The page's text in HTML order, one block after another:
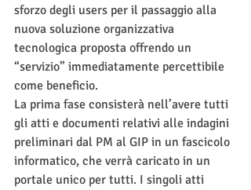
sforzo degli users per il passaggio alla
nuova soluzione organizzativa
tecnologica proposta offrendo un
“servizio” immediatamente percettibile
come beneficio.
La prima fase consisterà nell’avere tutti
gli atti e documenti relativi alle indagini
preliminari dal PM al GIP in un fascicolo
informatico, che verrà caricato in un
portale unico per tutti. I singoli atti